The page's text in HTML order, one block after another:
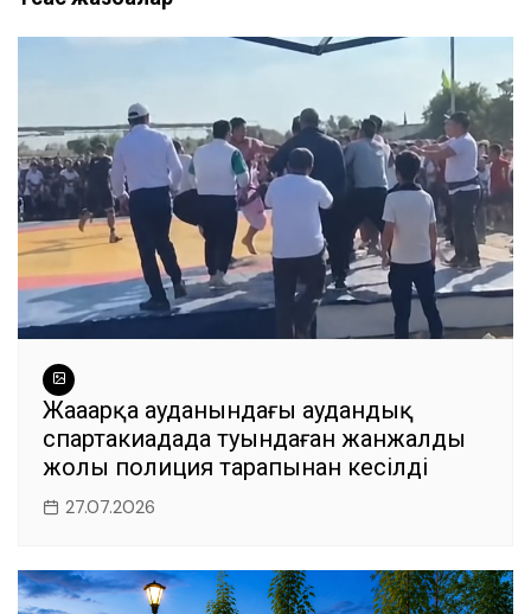
o p m g
er
Жаңаарқа ауданындағы аудандық
спартакиадада туындаған жанжалдың
жолы полиция тарапынан кесілді
27.07.2026